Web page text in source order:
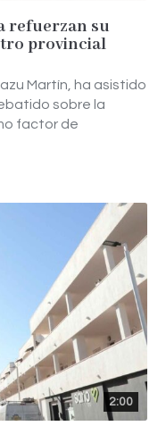
refuerzan su
provincial
Martín, ha asistido
sobre la
factor de
2:00